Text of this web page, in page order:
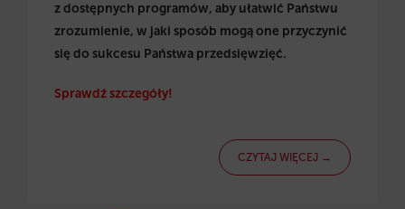
z dostępnych programów, aby ułatwić Państwu
zrozumienie, w jaki sposób mogą one przyczynić
się do sukcesu Państwa przedsięwzięć.
Sprawdź szczegóły!
CZYTAJ WIĘCEJ →